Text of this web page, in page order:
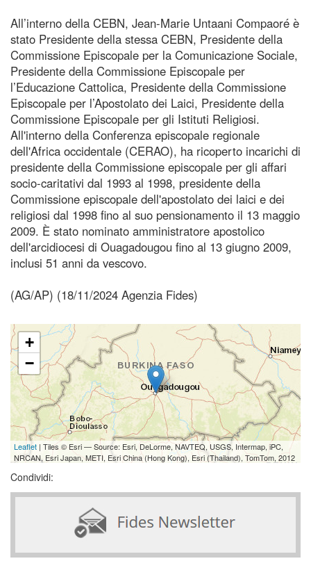
All’interno della CEBN, Jean-Marie Untaani Compaoré è
stato Presidente della stessa CEBN, Presidente della
Commissione Episcopale per la Comunicazione Sociale,
Presidente della Commissione Episcopale per
l’Educazione Cattolica, Presidente della Commissione
Episcopale per l’Apostolato dei Laici, Presidente della
Commissione Episcopale per gli Istituti Religiosi.
All'interno della Conferenza episcopale regionale
dell'Africa occidentale (CERAO), ha ricoperto incarichi di
presidente della Commissione episcopale per gli affari
socio-caritativi dal 1993 al 1998, presidente della
Commissione episcopale dell'apostolato dei laici e dei
religiosi dal 1998 fino al suo pensionamento il 13 maggio
2009. È stato nominato amministratore apostolico
dell'arcidiocesi di Ouagadougou fino al 13 giugno 2009,
inclusi 51 anni da vescovo.
(AG/AP) (18/11/2024 Agenzia Fides)
+
−
Leaflet | Tiles © Esri — Source: Esri, DeLorme, NAVTEQ, USGS, Intermap, iPC,
NRCAN, Esri Japan, METI, Esri China (Hong Kong), Esri (Thailand), TomTom, 2012
Condividi: